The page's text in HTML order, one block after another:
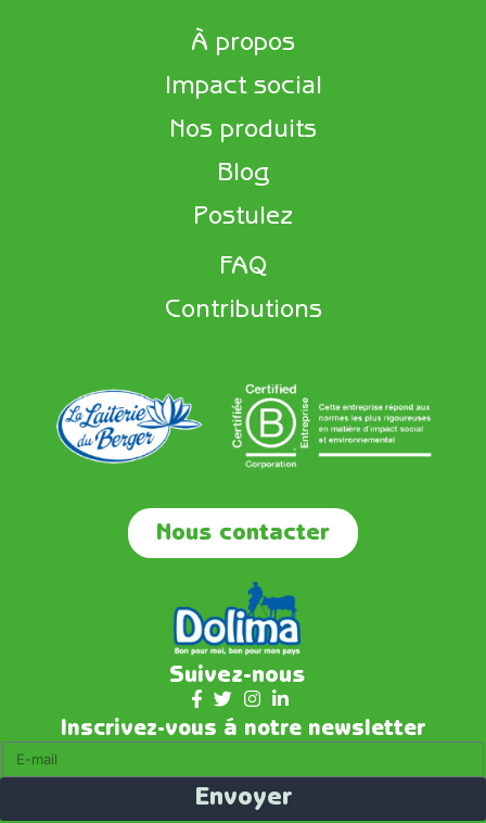
À propos
Impact social
Nos produits
Blog
Postulez
FAQ
Contributions
Nous contacter
Suivez-nous
Inscrivez-vous á notre newsletter
Envoyer